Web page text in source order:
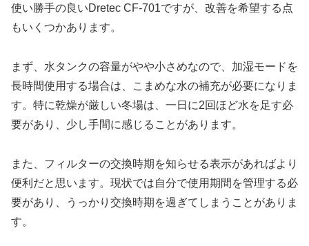
使い勝手の良いDretec CF-701ですが、改善を希望する点
もいくつかあります。
まず、水タンクの容量がやや小さめなので、加湿モードを
長時間使用する場合は、こまめな水の補充が必要になりま
す。特に乾燥が厳しい冬場は、一日に2回ほど水を足す必
要があり、少し手間に感じることがあります。
また、フィルターの交換時期を知らせる表示があればより
便利だと思います。現状では自分で使用期間を管理する必
要があり、うっかり交換時期を過ぎてしまうことがありま
す。